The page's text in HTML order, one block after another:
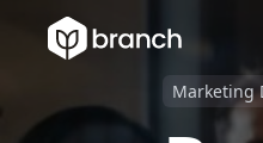
Marketing